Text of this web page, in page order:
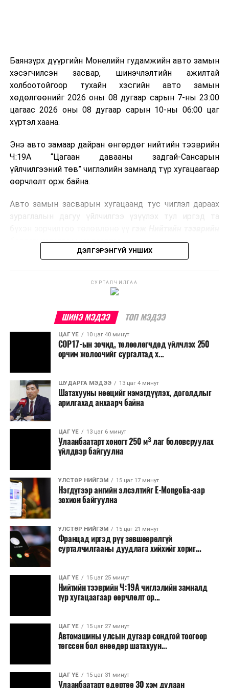
болон дулааны эрчим хүч үйлдвэрлэхэд ашиглаж
болдог. Зарим технологийн хувьд шаталтын дараа
үлдэх үнснээс фосфор зэрэг ашигт эрдсийг сэргээн
авах боломжтой аж.
Япон, Герман, Швейцар, Нидерланд, Өмнөд Солонгос
зэрэг улс лаг хатаах, шатаах технологийг ашиглаж
байна. Тухайлбал, Германд лаг шатаах үйлдвэрээс
гарсан үнснээс фосфор сэргээн авах технологи
ашигладаг бол Нидерландад төвлөрсөн лаг
боловсруулах үйлдвэрүүдээр дулаан, цахилгаан
Ийнхүү лаг хатаах, шатаах технологийг лагийн
улсад өргөн ашиглаж байна.
Баянзүрх дүүргийн Монелийн гудамжийн авто замын
хэсэгчилсэн засвар, шинэчлэлтийн ажилтай
холбоотойгоор тухайн хэсгийн авто замын
хөдөлгөөнийг 2026 оны 08 дугаар сарын 7-ны 23:00
цагаас 2026 оны 08 дугаар сарын 10-ны 06:00 цаг
хүртэл хаана.
Энэ авто замаар дайран өнгөрдөг нийтийн тээврийн
Ч:19А “Цагаан давааны задгай-Сансарын
үйлчилгээний төв” чиглэлийн замналд түр хугацаагаар
өөрчлөлт орж байна.
Авто замын засварын хугацаанд тус чиглэл дараах
зураглалын дагуу үйлчилгээ үзүүлэх тул иргэд та
бодлогын газраас мэдээллээ.
ДЭЛГЭРЭНГҮЙ УНШИХ
СУРТАЛЧИЛГАА
ШИНЭ МЭДЭЭ ТОП МЭДЭЭ
ЦАГ ҮЕ 10 цаг 40 минут
COP17-ын зочид, төлөөлөгчдөд үйлчлэх 250
орчим жолоочийг сургалтад х...
ШУДАРГА МЭДЭЭ 13 цаг 4 минут
Шатахууны нөөцийг нэмэгдүүлэх, доголдлыг
арилгахад анхаарч байна
ЦАГ ҮЕ 13 цаг 6 минут
Улаанбаатарт хоногт 250 м³ лаг боловсруулах
үйлдвэр байгуулна
УЛСТӨР НИЙГЭМ 15 цаг 17 минут
Нэгдүгээр ангийн элсэлтийг E-Mongolia-аар
зохион байгуулна
УЛСТӨР НИЙГЭМ 15 цаг 21 минут
Францад иргэд рүү зөвшөөрөлгүй
сурталчилгааны дуудлага хийхийг хориг...
ЦАГ ҮЕ 15 цаг 25 минут
Нийтийн тээврийн Ч:19А чиглэлийн замналд
түр хугацаагаар өөрчлөлт ор...
ЦАГ ҮЕ 15 цаг 27 минут
Автомашины улсын дугаар сондгой тоогоор
төгссөн бол өнөөдөр шатахуун...
ЦАГ ҮЕ 15 цаг 31 минут
Улаанбаатарт өдөртөө 30 хэм дулаан